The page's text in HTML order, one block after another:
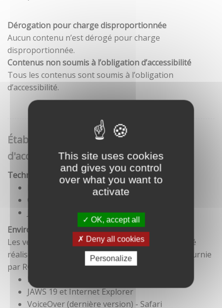
This site uses cookies
and gives you control
over what you want to
activate
OK, accept all
Deny all cookies
Personalize
Dérogation pour charge disproportionnée
Aucun contenu n’est dérogé pour charge
disproportionnée.
Contenus non soumis à l’obligation d’accessibilité
Tous les contenus sont soumis à l’obligation
d’accessibilité.
Établissement de cette déclaration
d'accessibilité
Technologies utilisées pour la réalisation du site
CSS
Environnement de test
Les vérifications de restitution de contenus ont été
réalisées conformément à la base de référence fournie
par RGAA 3.
Firefox et NVDA
JAWS 19 et Internet Explorer
VoiceOver (dernière version) - Safari